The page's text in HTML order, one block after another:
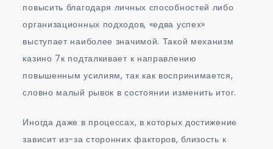
повысить благодаря личных способностей либо
организационных подходов, «едва успех»
выступает наиболее значимой. Такой механизм
казино 7к подталкивает к направлению
повышенным усилиям, так как воспринимается,
словно малый рывок в состоянии изменить итог.
Иногда даже в процессах, в которых достижение
зависит из-за сторонних факторов, близость к